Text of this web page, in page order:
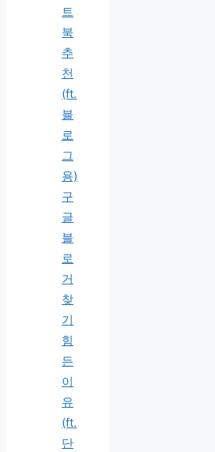
트
북
추
천
(ft.
블
로
그
용)
구
글
블
로
거
찾
기
힘
든
이
유
(ft.
단